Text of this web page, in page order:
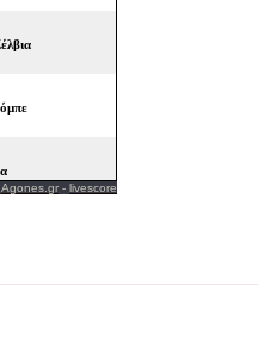
Agones.gr - livescore